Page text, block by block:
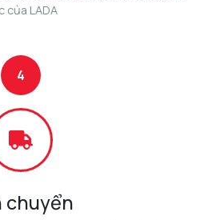
của LADA
4
chuyển